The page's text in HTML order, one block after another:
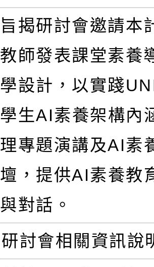
旨揭研討會邀請本
教師發表課堂素養
學設計，以實踐
學生AI素養架構內
理專題演講及AI素
壇，提供AI素養教
與對話。
研討會相關資訊說